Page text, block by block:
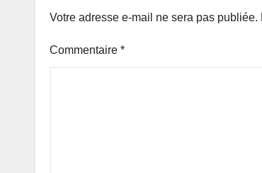
Votre adresse e-mail ne sera pas publiée.
Commentaire *